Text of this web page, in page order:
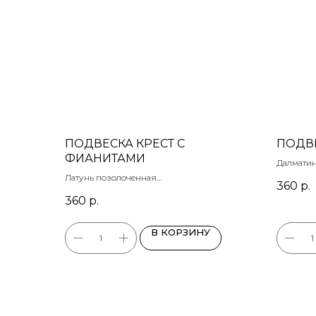
ПОДВЕСКА КРЕСТ С
ФИАНИТАМИ
Латунь позолоченная
360 р.
В КОРЗИНУ
23 х 14 мм
360 р.